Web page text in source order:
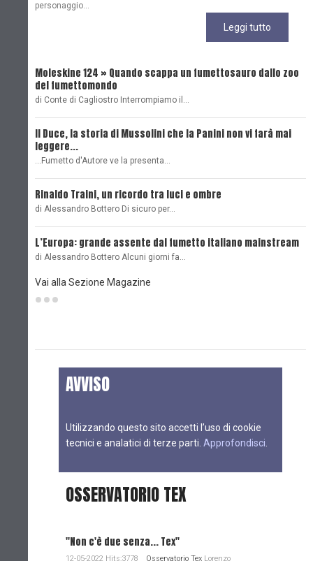
personaggio...
Leggi tutto
Moleskine 124 » Quando scappa un fumettosauro dallo zoo
del fumettomondo
di Conte di Cagliostro Interrompiamo il…
Il Duce, la storia di Mussolini che la Panini non vi farà mai
leggere...
...Fumetto d'Autore ve la presenta…
Rinaldo Traini, un ricordo tra luci e ombre
di Alessandro Bottero Di sicuro per…
L’Europa: grande assente dal fumetto italiano mainstream
di Alessandro Bottero Alcuni giorni fa…
Vai alla Sezione Magazine
AVVISO
Utilizzando questo sito accetti l’uso di cookie
tecnici e analatici di terze parti. Approfondisci
OSSERVATORIO TEX
"Non c'è due senza... Tex"
12-05-2022 Hits:3778 Osservatorio Tex Lorenzo